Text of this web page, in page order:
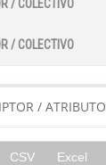
/ COLECTIVO
/ COLECTIVO
/ ATRIBUTO
CSV Excel